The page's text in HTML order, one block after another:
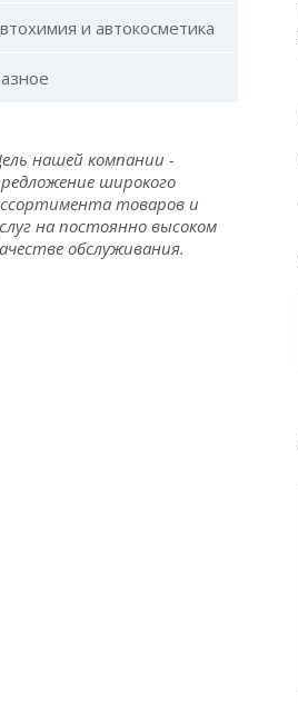
и автокосметика
нашей компании -
широкого
товаров и
на постоянно высоком
обслуживания.